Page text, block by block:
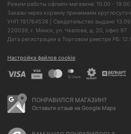
Режим работы офлайн-магазина: 10.00 -
Заказы через корзину принимаем
УНП 191764538 | Свидетельство выдано
220039, г. Минск, ул. Чкалова, д. 20, офис 97
Дата регистрации в Торговом реестре РБ:
Настройка файлов cookie
ПОНРАВИЛСЯ МАГАЗИН?
Оставьте отзыв на Google Maps